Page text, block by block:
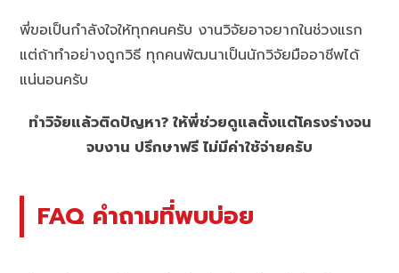
พี่ขอเป็นกำลังใจให้ทุกคนครับ งานวิจัยอาจยากในช่วงแรก
แต่ถ้าทำอย่างถูกวิธี ทุกคนพัฒนาเป็นนักวิจัยมืออาชีพได้
แน่นอนครับ
ทำวิจัยแล้วติดปัญหา? ให้พี่ช่วยดูแลตั้งแต่โครงร่างจน
จบงาน ปรึกษาฟรี ไม่มีค่าใช้จ่ายครับ
FAQ คำถามที่พบบ่อย